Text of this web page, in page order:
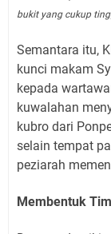
bukit yang cukup
Semantara itu,
kunci makam
kepada
kuwalahan
kubro dari
selain tempat
peziarah
Membentuk